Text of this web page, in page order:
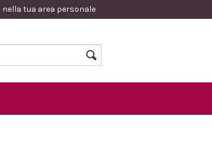
nella tua area personale